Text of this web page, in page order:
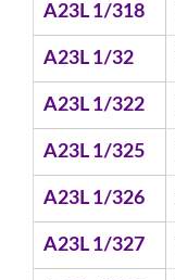
A23L 1/318
A23L 1/32
A23L 1/322
A23L 1/325
A23L 1/326
A23L 1/327